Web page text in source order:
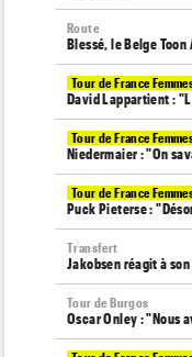
Route
Blessé, le Belge
Tour de France
David Lappartient :
Tour de France
Niedermaier : "On
Tour de France
Puck Pieterse :
Transfert
Jakobsen réagit à
Tour de Burgos
Oscar Onley : "Nous